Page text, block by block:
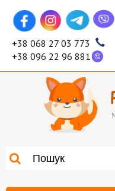
+38 068 27 03 773
+38 096 22 96 881